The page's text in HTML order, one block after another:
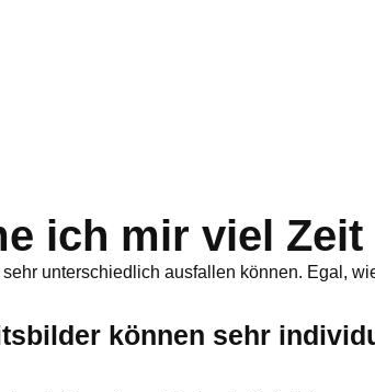
ich mir viel Zeit
unterschiedlich ausfallen können. Egal,
können sehr